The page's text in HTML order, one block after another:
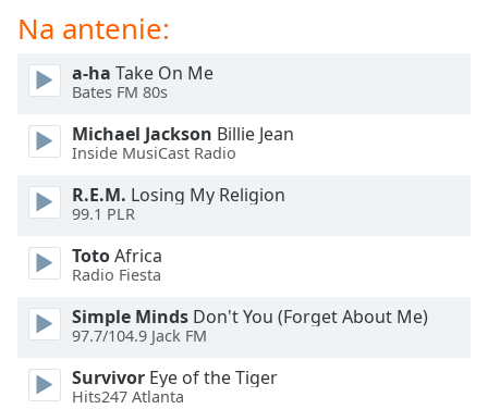
Opacity
Caption
Area
Color
Opacity
Na antenie:
a-ha Take On Me
Bates FM 80s
Michael Jackson Billie Jean
Inside MusiCast Radio
R.E.M. Losing My Religion
99.1 PLR
TotoAfrica
Radio Fiesta
Simple Minds Don't You (Forget About Me)
97.7/104.9 Jack FM
Survivor Eye of the Tiger
Hits247 Atlanta